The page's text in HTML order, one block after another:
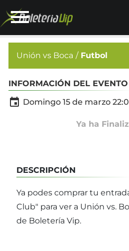
Unión vs Boca Futbol
INFORMACIÓN DEL EVENTO
 Domingo 15 de marzo
Ya ha
DESCRIPCIÓN
Ya podes comprar tu
Club" para ver a Unión vs.
de Boletería Vip.